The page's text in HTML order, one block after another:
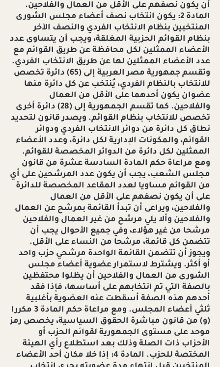
أن يكون نصفهم على الأقل من العمال والفلاحين.
المادة 2: يكون انتخاب نصف أعضاء مجلس الشورى
المنتخبين بنظام الانتخاب الفردي والنصف الآخر
بنظام القوائم الحزبية المغلقة، ويجب أن يتساوى عدد
الأعضاء الممثلين لكل محافظة عن طريق القوائم مع
عدد الأعضاء الممثلين لها عن طريق الانتخاب الفردي.
وتقسم جمهورية مصر العربية إلى (65) دائرة تخصص
للانتخاب بالنظام الفردي، يُنتخب عن كل دائرة منها
عضوان يكون أحدهما على الأقل من العمال
والفلاحين. كما تقسم الجمهورية إلى (28) دائرة أخرى
تخصص للانتخاب بنظام القوائم. ويصدر قانون لتحديد
نطاق كل دائرة من دوائر الانتخاب الفردي ودوائر
القوائم، والمكونات الإدارية لكل دائرة، وعدد الأعضاء
الممثلين لكل دائرة من الدوائر المخصصة للقوائم.
ومع مراعاة حكم المادة السادسة عشرة من قانون
مجلس الشعب، يجب أن يكون عدد المرشحين على أي
من القوائم مساويا لعدد المقاعد المخصصة للدائرة
على أن يكون نصفهم على الأقل من العمال
والفلاحين، ويراعى أن تبدأ القائمة بمرشح عن العمال
والفلاحين وألا يلي مرشح من غير العمال والفلاحين
مرشحا من غير هؤلاء، وفي جميع الأحوال يجب أن
تتضمن كل قائمة، مرشحا من النساء على الأقل.
ويجوز أن تتضمن القائمة الواحدة مرشحي حزب واحد
أو أكثر. ويشترط لاستمرار عضوية أعضاء مجلس
الشورى من العمال والفلاحين أن يظلوا محتفظين
بالصفة التي تم انتخابهم على أساسها، فإذا فقد
أحدهم هذه الصفة أسقطت عنه العضوية بأغلبية
ثلثي أعضاء المجلس. ومع مراعاة حكم المادة 3 مكررا
(و) من قانون مباشرة الحقوق السياسية، يخصص رمز
موحد على مستوى الجمهورية لقوائم الحزب أو
الأحزاب ذات الصلة وذلك بعد استطلاع رأي الهيئة
المختصة للحزب. المادة 4: إذا خلا مكان أحد الأعضاء